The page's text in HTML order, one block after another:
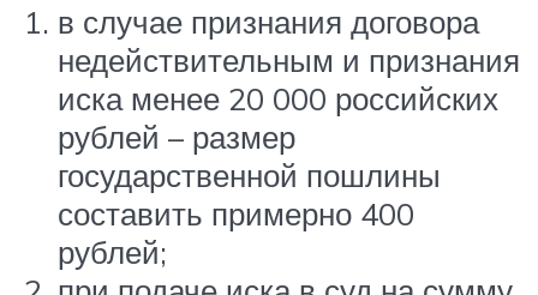
в случае признания договора
недействительным и признания
иска менее 20 000 российских
рублей – размер
государственной пошлины
составить примерно 400
рублей;